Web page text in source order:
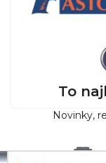
To
Novinky,